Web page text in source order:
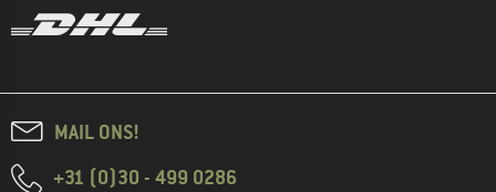
MAIL ONS!
+31 (0)30 - 499 0286